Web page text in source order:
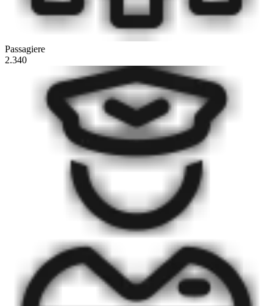
Passagiere
2.340